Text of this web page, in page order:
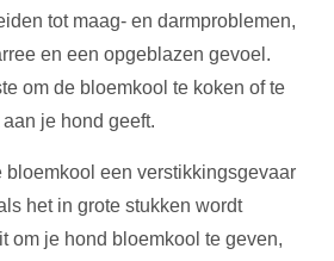
tot maag- en darmproblemen,
en een opgeblazen gevoel.
om de bloemkool te koken of te
je hond geeft.
bloemkool een verstikkingsgevaar
het in grote stukken wordt
om je hond bloemkool te geven,